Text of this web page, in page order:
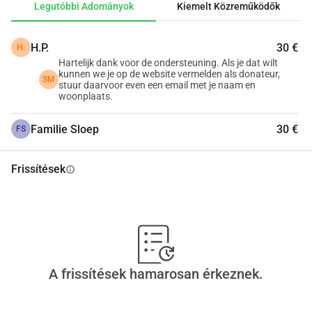
Legutóbbi Adományok Kiemelt Közreműködők
H. H.P. 30 €
SM
Hartelijk dank voor de ondersteuning. Als je dat wilt
kunnen we je op de website vermelden als donateur,
stuur daarvoor even een email met je naam en
woonplaats.
FS Familie Sloep 30 €
Frissítésekinfo
A frissítések hamarosan érkeznek.